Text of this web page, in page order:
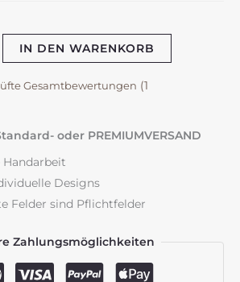
IN DEN WARENKORB
Gesamtbewertungen (1
oder PREMIUMVERSAND
Handarbeit
Designs
Felder sind Pflichtfelder
Zahlungsmöglichkeiten